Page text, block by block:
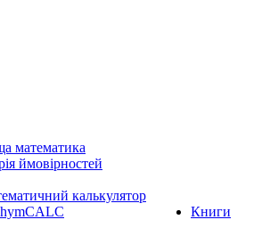
математика
ймовірностей
калькулятор
Книги